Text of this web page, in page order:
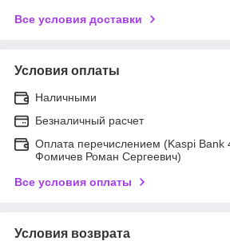
Все условия доставки
Условия оплаты
Наличными
Безналичный расчет
Оплата перечислением (Kaspi Bank
Фомичев Роман Сергеевич)
Все условия оплаты
Условия возврата